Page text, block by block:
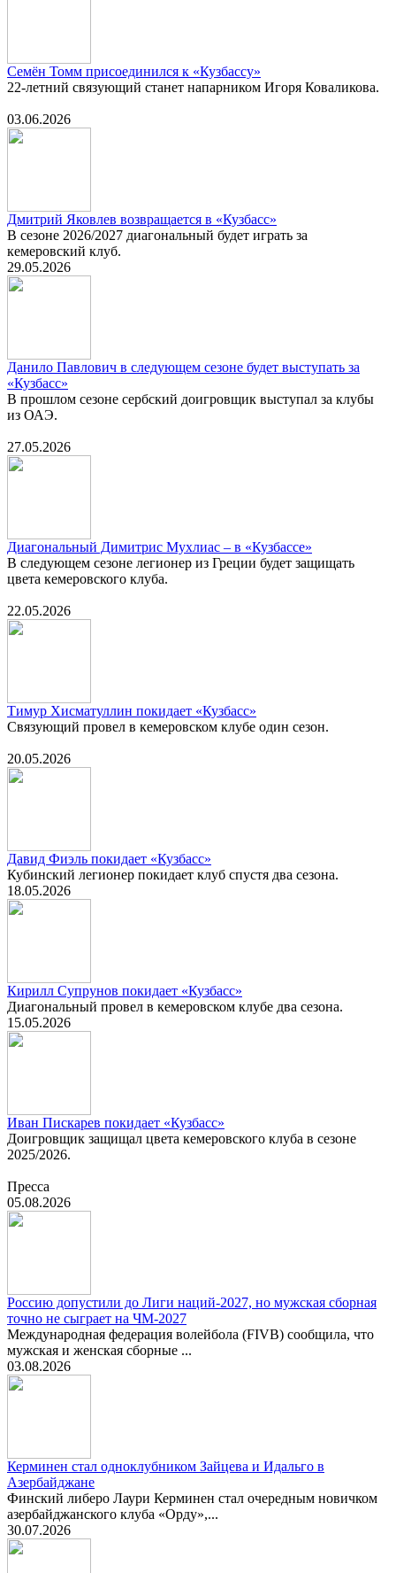
Семён Томм присоединился к «Кузбассу»
22-летний связующий станет напарником Игоря Коваликова.
03.06.2026
Дмитрий Яковлев возвращается в «Кузбасс»
В сезоне 2026/2027 диагональный будет играть за
кемеровский клуб.
29.05.2026
Данило Павлович в следующем сезоне будет выступать за
«Кузбасс»
В прошлом сезоне сербский доигровщик выступал за клубы
из ОАЭ.
27.05.2026
Диагональный Димитрис Мухлиас – в «Кузбассе»
В следующем сезоне легионер из Греции будет защищать
цвета кемеровского клуба.
22.05.2026
Тимур Хисматуллин покидает «Кузбасс»
Связующий провел в кемеровском клубе один сезон.
20.05.2026
Давид Фиэль покидает «Кузбасс»
Кубинский легионер покидает клуб спустя два сезона.
18.05.2026
Кирилл Супрунов покидает «Кузбасс»
Диагональный провел в кемеровском клубе два сезона.
15.05.2026
Иван Пискарев покидает «Кузбасс»
Доигровщик защищал цвета кемеровского клуба в сезоне
2025/2026.
Пресса
05.08.2026
Россию допустили до Лиги наций-2027, но мужская сборная
точно не сыграет на ЧМ-2027
Международная федерация волейбола (FIVB) сообщила, что
мужская и женская сборные ...
03.08.2026
Керминен стал одноклубником Зайцева и Идальго в
Азербайджане
Финский либеро Лаури Керминен стал очередным новичком
азербайджанского клуба «Орду»,...
30.07.2026